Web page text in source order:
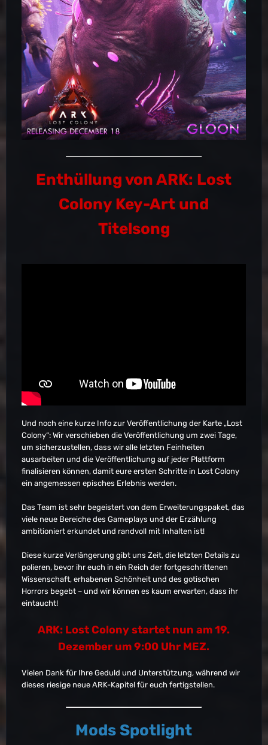
Enthüllung von ARK: Lost
Colony Key-Art und
Titelsong
Und noch eine kurze Info zur Veröffentlichung der Karte „Lost
Colony“: Wir verschieben die Veröffentlichung um zwei Tage,
um sicherzustellen, dass wir alle letzten Feinheiten
ausarbeiten und die Veröffentlichung auf jeder Plattform
finalisieren können, damit eure ersten Schritte in Lost Colony
ein angemessen episches Erlebnis werden.
Das Team ist sehr begeistert von dem Erweiterungspaket, das
viele neue Bereiche des Gameplays und der Erzählung
ambitioniert erkundet und randvoll mit Inhalten ist!
Diese kurze Verlängerung gibt uns Zeit, die letzten Details zu
polieren, bevor ihr euch in ein Reich der fortgeschrittenen
Wissenschaft, erhabenen Schönheit und des gotischen
Horrors begebt – und wir können es kaum erwarten, dass ihr
eintaucht!
ARK: Lost Colony startet nun am 19.
Dezember um 9:00 Uhr MEZ.
Vielen Dank für Ihre Geduld und Unterstützung, während wir
dieses riesige neue ARK-Kapitel für euch fertigstellen.
Mods Spotlight